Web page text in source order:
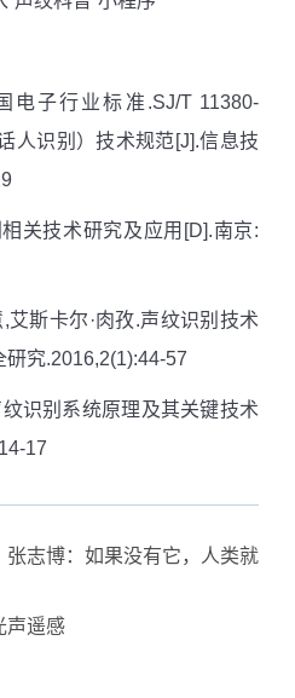
子行业标准 .SJ/T 11380-
人识别）技术规范[J].信息技
关技术研究及应用 [D].南京:
,艾斯卡尔 ·肉孜.声纹识别技术
研究.2016,2(1):44-57
纹识别系统原理及其关键技术
17
张志博：如果没有它，人类就
声遥感